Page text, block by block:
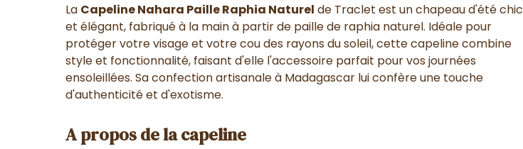
La Capeline Nahara Paille Raphia Naturel de Traclet est un chapeau d'été chic
et élégant, fabriqué à la main à partir de paille de raphia naturel. Idéale pour
protéger votre visage et votre cou des rayons du soleil, cette capeline combine
style et fonctionnalité, faisant d'elle l'accessoire parfait pour vos journées
ensoleillées. Sa confection artisanale à Madagascar lui confère une touche
d'authenticité et d'exotisme.
A propos de la capeline